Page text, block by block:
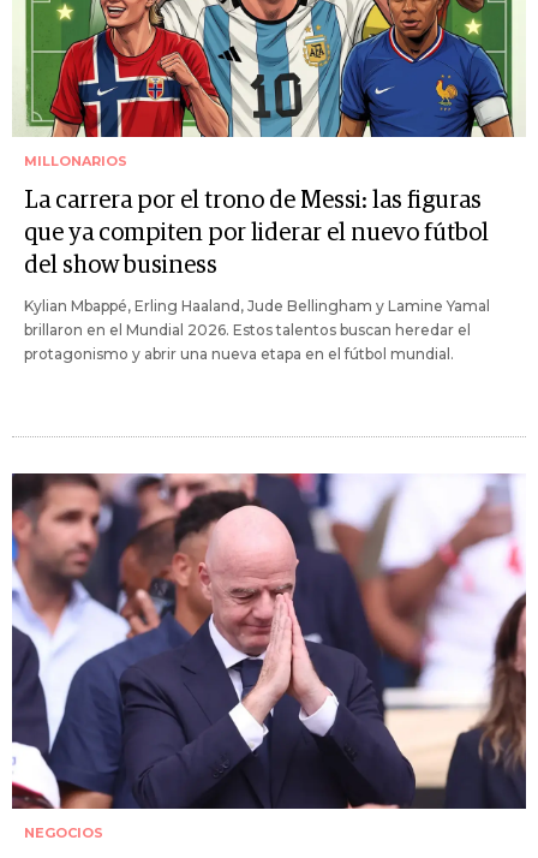
MILLONARIOS
La carrera por el trono de Messi: las figuras
que ya compiten por liderar el nuevo fútbol
del show business
Kylian Mbappé, Erling Haaland, Jude Bellingham y Lamine Yamal
brillaron en el Mundial 2026. Estos talentos buscan heredar el
protagonismo y abrir una nueva etapa en el fútbol mundial.
NEGOCIOS